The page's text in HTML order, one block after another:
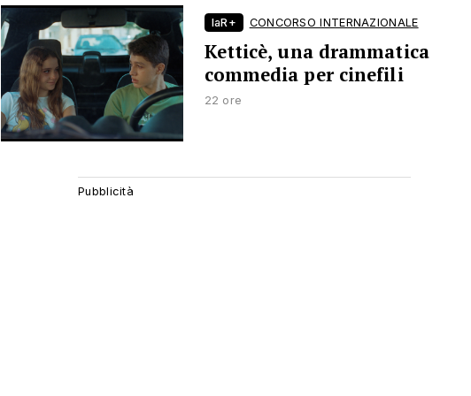
laR+ CONCORSO INTERNAZIONALE
Ketticè, una drammatica
commedia per cinefili
22 ore